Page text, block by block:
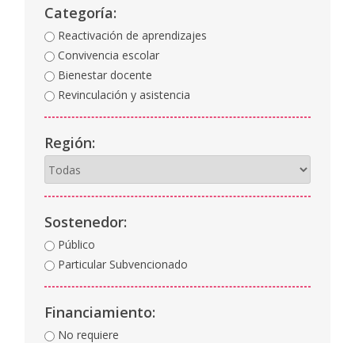
Categoría:
Reactivación de aprendizajes
Convivencia escolar
Bienestar docente
Revinculación y asistencia
Región:
Sostenedor:
Público
Particular Subvencionado
Financiamiento:
No requiere